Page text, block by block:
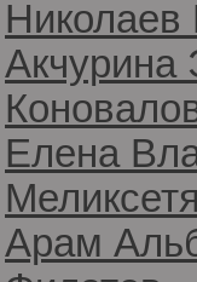
Николаев
Акчурина
Елена
Арам